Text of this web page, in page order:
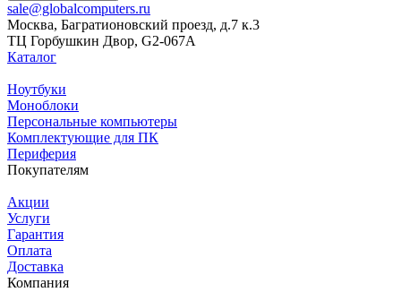
sale@globalcomputers.ru
Москва, Багратионовский проезд, д.7 к.3
ТЦ Горбушкин Двор, G2-067A
Каталог
Ноутбуки
Моноблоки
Персональные компьютеры
Комплектующие для ПК
Периферия
Покупателям
Акции
Услуги
Гарантия
Оплата
Доставка
Компания